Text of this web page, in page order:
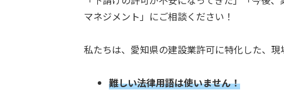
マネジメント」にご相談ください！
私たちは、愛知県の建設業許可に特化した、現
難しい法律用語は使いません！